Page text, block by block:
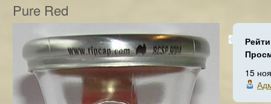
Pure Red
15